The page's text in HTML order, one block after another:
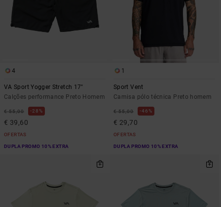
4
VA Sport Yogger Stretch 17"
Calções performance Preto Homem
€ 55,00 28%
€ 39,60
OFERTAS
DUPLA PROMO 10% EXTRA
1
Sport Vent
Camisa pólo técnica Preto homem
€ 55,00 46%
€ 29,70
OFERTAS
DUPLA PROMO 10% EXTRA